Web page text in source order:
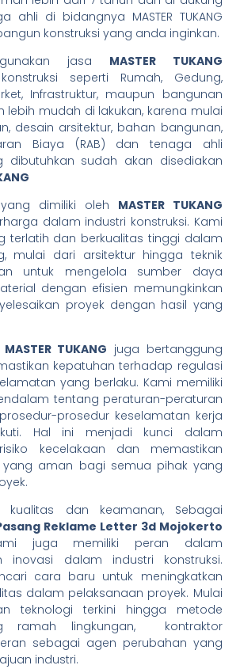
ahli di bidangnya MASTER TUKANG
konstruksi yang anda inginkan.
jasa MASTER TUKANG
seperti Rumah, Gedung,
Infrastruktur, maupun bangunan
lebih mudah di lakukan, karena mulai
desain arsitektur, bahan bangunan,
Biaya (RAB) dan tenaga ahli
dibutuhkan sudah akan disediakan
dimiliki oleh MASTER TUKANG
dalam industri konstruksi. Kami
terlatih dan berkualitas tinggi dalam
mulai dari arsitektur hingga teknik
untuk mengelola sumber daya
dengan efisien memungkinkan
proyek dengan hasil yang
MASTER TUKANG juga bertanggung
kepatuhan terhadap regulasi
yang berlaku. Kami memiliki
tentang peraturan-peraturan
prosedur keselamatan kerja
Hal ini menjadi kunci dalam
kecelakaan dan memastikan
yang aman bagi semua pihak yang
kualitas dan keamanan, Sebagai
Reklame Letter 3d Mojokerto
juga memiliki peran dalam
inovasi dalam industri konstruksi.
cara baru untuk meningkatkan
dalam pelaksanaan proyek. Mulai
teknologi terkini hingga metode
ramah lingkungan, kontraktor
sebagai agen perubahan yang
industri.